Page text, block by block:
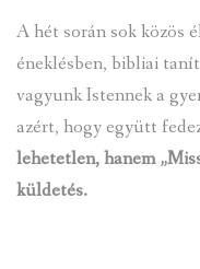
A hét során sok közös
éneklésben, bibliai
vagyunk Istennek a
azért, hogy együtt
lehetetlen, hanem
küldetés.